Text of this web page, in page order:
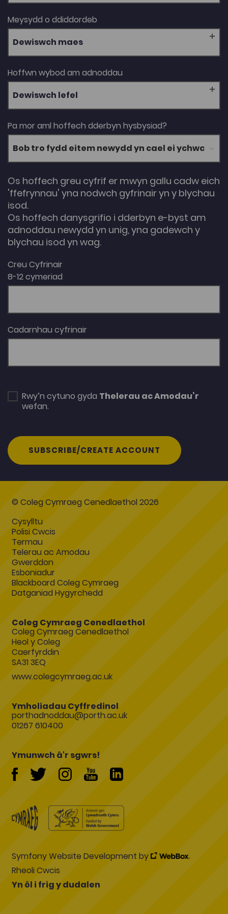
Meysydd o ddiddordeb
Dewiswch maes
Hoffwn wybod am adnoddau
Dewiswch lefel
Pa mor aml hoffech dderbyn hysbysiad?
Os hoffech greu cyfrif er mwyn gallu cadw eich
'ffefrynnau' yna nodwch gyfrinair yn y blychau
isod.
Os hoffech danysgrifio i dderbyn e-byst am
adnoddau newydd yn unig, yna gadewch y
blychau isod yn wag.
Creu Cyfrinair
8-12 cymeriad
Cadarnhau cyfrinair
Rwy’n cytuno gyda Thelerau ac Amodau’r
wefan.
SUBSCRIBE/CREATE ACCOUNT
© Coleg Cymraeg Cenedlaethol 2026
Cysylltu
Polisi Cwcis
Termau
Telerau ac Amodau
Gwerddon
Esboniadur
Blackboard Coleg Cymraeg
Datganiad Hygyrchedd
Coleg Cymraeg Cenedlaethol
Coleg Cymraeg Cenedlaethol
Heol y Coleg
Caerfyrddin
SA31 3EQ
www.colegcymraeg.ac.uk
Ymholiadau Cyffredinol
porthadnoddau@porth.ac.uk
01267 610400
Ymunwch â'r sgwrs!
Symfony Website Development by
Rheoli Cwcis
Yn ôl i frig y dudalen